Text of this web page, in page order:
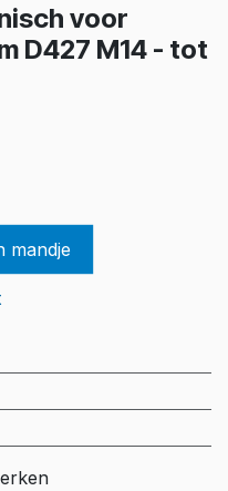
voor
D427 M14 - tot
mandje